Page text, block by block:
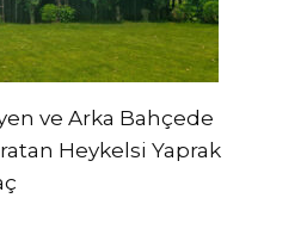
ve Arka Bahçede
Heykelsi Yaprak